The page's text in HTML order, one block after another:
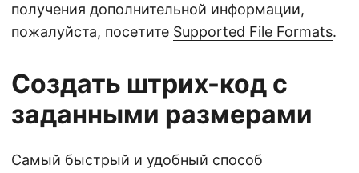
получения дополнительной информации,
пожалуйста, посетите Supported File Formats.
Создать штрих-код с
заданными размерами
Самый быстрый и удобный способ